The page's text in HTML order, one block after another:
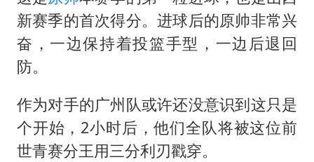
台当局重金为“台独”织“皇帝新衣”
几元成本的AI广告导致千万市值蒸发
白海豚将正面袭击贯穿浙江
酒店回应车内过夜被收150元
新赛季的首次得分。进球后的原帅非常兴
奋，一边保持着投篮手型，一边后退回
防。
作为对手的广州队或许还没意识到这只是
个开始，2小时后，他们全队将被这位前
世青赛分王用三分利刃戳穿。